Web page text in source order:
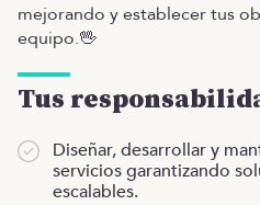
mejorando y establecer tus
equipo.🖖
Tus
Diseñar, desarrollar y
servicios garantizando
escalables.